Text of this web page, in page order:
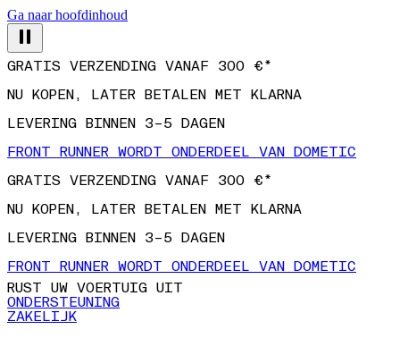
Ga naar hoofdinhoud
NU KOPEN, LATER BETALEN MET KLARNA
LEVERING BINNEN 3–5 DAGEN
FRONT RUNNER WORDT ONDERDEEL VAN DOMETIC
GRATIS VERZENDING VANAF 300 €*
NU KOPEN, LATER BETALEN MET KLARNA
LEVERING BINNEN 3–5 DAGEN
FRONT RUNNER WORDT ONDERDEEL VAN DOMETIC
RUST UW VOERTUIG UIT
ONDERSTEUNING
ZAKELIJK